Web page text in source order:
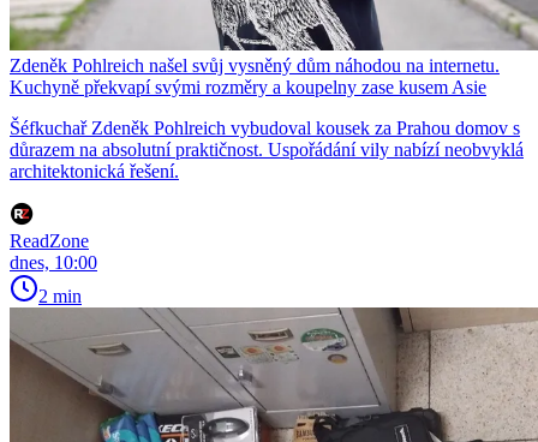
Zdeněk Pohlreich našel svůj vysněný dům náhodou na internetu.
Kuchyně překvapí svými rozměry a koupelny zase kusem Asie
Šéfkuchař Zdeněk Pohlreich vybudoval kousek za Prahou domov s
důrazem na absolutní praktičnost. Uspořádání vily nabízí neobvyklá
architektonická řešení.
ReadZone
dnes, 10:00
2 min